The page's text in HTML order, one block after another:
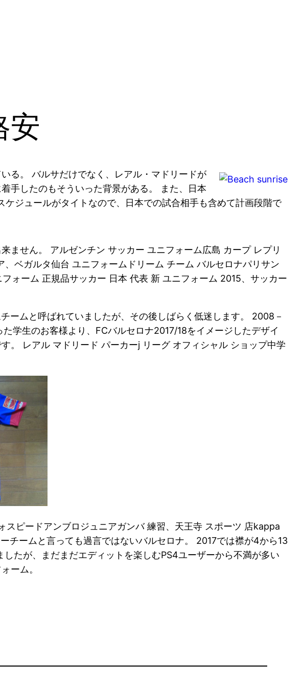
安
る。 バルサだけでなく、レアル・マドリードが
手したのもそういった背景がある。 また、日本
ジュールがタイトなので、日本での試合相手も含めて計画段階で
ません。 アルゼンチン サッカー ユニフォーム広島 カープ レプリ
ベガルタ仙台 ユニフォームドリーム チーム バルセロナパリサン
ォーム 正規品サッカー 日本 代表 新 ユニフォーム 2015、サッカー
ームと呼ばれていましたが、その後しばらく低迷します。 2008－
学生のお客様より、FCバルセロナ2017/18をイメージしたデザイ
。 レアル マドリード パーカーj リーグ オフィシャル ショップ中学
ピードアンブロジュニアガンバ 練習、天王寺 スポーツ 店kappa
チームと言っても過言ではないバルセロナ。 2017では襟が4から13
たが、まだまだエディットを楽しむPS4ユーザーから不満が多い
ーム。